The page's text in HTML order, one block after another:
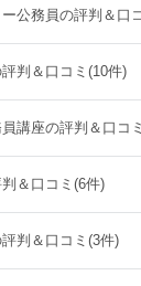
公務員の評判＆口
判＆口コミ(10件)
講座の評判＆口コ
＆口コミ(6件)
判＆口コミ(3件)